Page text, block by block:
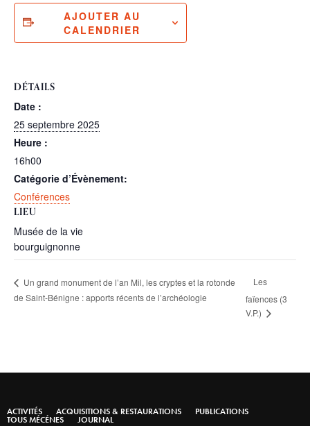
AJOUTER AU
CALENDRIER
DÉTAILS
Date :
25 septembre 2025
Heure :
16h00
Catégorie d’Évènement:
Conférences
LIEU
Musée de la vie
bourguignonne
Un grand monument de l’an Mil, les cryptes et la rotonde
de Saint-Bénigne : apports récents de l’archéologie
Les
faïences (3
V.P.)
ACTIVITÉS ACQUISITIONS & RESTAURATIONS PUBLICATIONS
TOUS MÉCÉNES JOURNAL